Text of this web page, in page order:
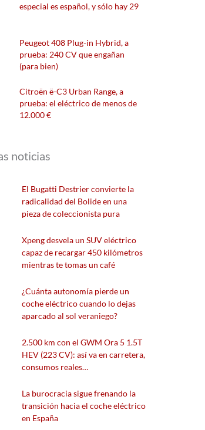
especial es español, y sólo hay 29
Peugeot 408 Plug-in Hybrid, a
prueba: 240 CV que engañan
(para bien)
Citroën ë-C3 Urban Range, a
prueba: el eléctrico de menos de
12.000 €
noticias
El Bugatti Destrier convierte la
radicalidad del Bolide en una
pieza de coleccionista pura
Xpeng desvela un SUV eléctrico
capaz de recargar 450 kilómetros
mientras te tomas un café
¿Cuánta autonomía pierde un
coche eléctrico cuando lo dejas
aparcado al sol veraniego?
2.500 km con el GWM Ora 5 1.5T
HEV (223 CV): así va en carretera,
consumos reales…
La burocracia sigue frenando la
transición hacia el coche eléctrico
en España